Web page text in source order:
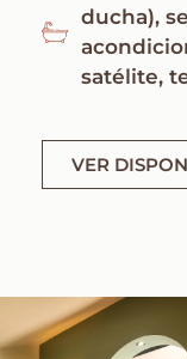
ducha),
satélite,
VER